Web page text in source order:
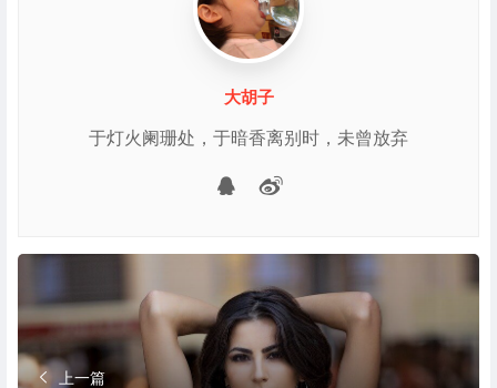
大胡子
于灯火阑珊处，于暗香离别时，未曾放弃
QQ 微博
上一篇